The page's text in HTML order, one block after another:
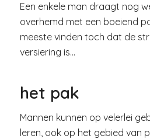
Een enkele man draagt nog
overhemd met een boeiend
meeste vinden toch dat de
versiering is…
het pak
Mannen kunnen op velerlei
leren, ook op het gebied van